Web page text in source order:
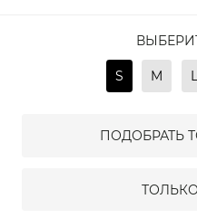
S M L
ПОДОБРАТЬ